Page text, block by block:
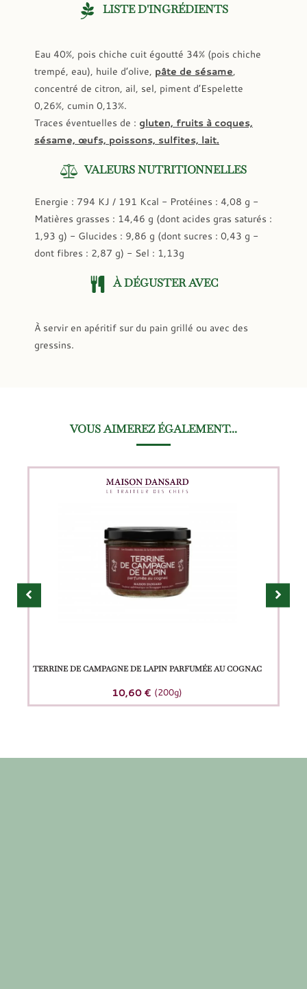
LISTE D'INGRÉDIENTS
Eau 40%, pois chiche cuit égoutté 34% (pois chiche
trempé, eau), huile d’olive, pâte de sésame,
concentré de citron, ail, sel, piment d’Espelette
0,26%, cumin 0,13%.
Traces éventuelles de : gluten, fruits à coques,
sésame, œufs, poissons, sulfites, lait.
VALEURS NUTRITIONNELLES
Energie : 794 KJ / 191 Kcal - Protéines : 4,08 g -
Matières grasses : 14,46 g (dont acides gras saturés :
1,93 g) - Glucides : 9,86 g (dont sucres : 0,43 g -
dont fibres : 2,87 g) - Sel : 1,13g
À DÉGUSTER AVEC
À servir en apéritif sur du pain grillé ou avec des
gressins.
VOUS AIMEREZ ÉGALEMENT...
TERRINE DE CAMPAGNE DE LAPIN PARFUMÉE AU COGNAC
10,60€ (200g)